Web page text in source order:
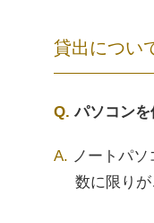
貸出につい
パソコンを
ノートパ
数に限り